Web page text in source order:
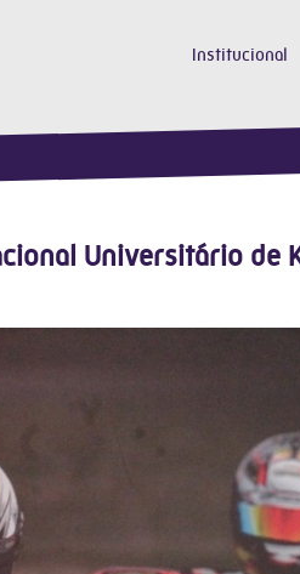
Institucional
Universitário de